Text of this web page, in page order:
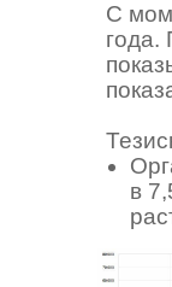
С
года.
в